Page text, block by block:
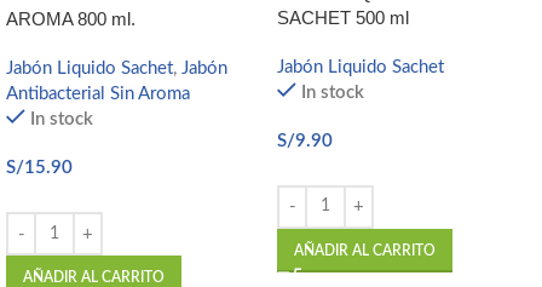
AROMA 800 ml.
Jabón Liquido Sachet, Jabón
Antibacterial Sin Aroma
In stock
S/15.90
AÑADIR AL CARRITO
SACHET 500 ml
Jabón Liquido Sachet
In stock
S/9.90
AÑADIR AL CARRITO